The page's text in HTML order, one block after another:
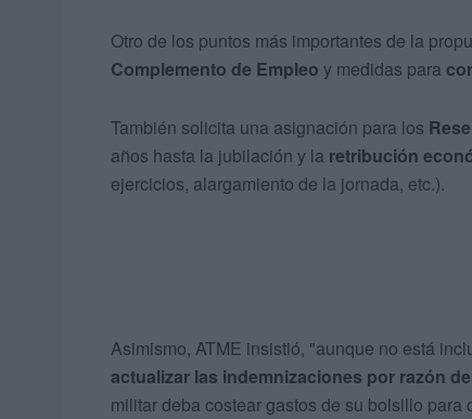
Otro de los puntos más importantes de la
Complemento de Empleo y medidas para
También solicita una asignación para los
años hasta la jubilación y la retribución
ejercicios, alargamiento de la jornada, etc.).
Asimismo, ATME insistió, "aunque no está
actualizar las indemnizaciones por razón
militar deba costear gastos de su bolsillo para